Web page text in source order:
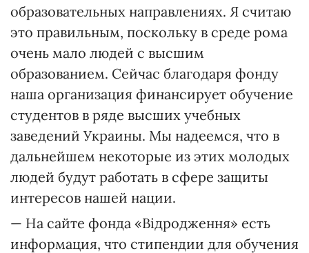
образовательных направлениях. Я считаю
это правильным, поскольку в среде рома
очень мало людей с высшим
образованием. Сейчас благодаря фонду
наша организация финансирует обучение
студентов в ряде высших учебных
заведений Украины. Мы надеемся, что в
дальнейшем некоторые из этих молодых
людей будут работать в сфере защиты
интересов нашей нации.
— На сайте фонда «Відродження» есть
информация, что стипендии для обучения